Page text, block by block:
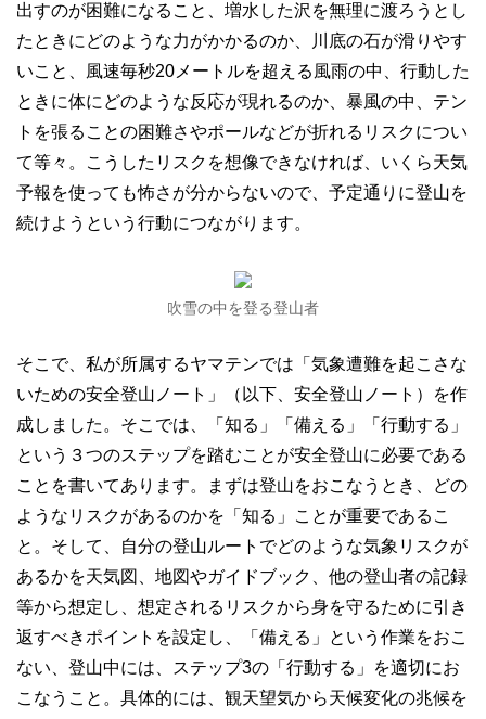
出すのが困難になること、増水した沢を無理に渡ろうとし
たときにどのような力がかかるのか、川底の石が滑りやす
いこと、風速毎秒20メートルを超える風雨の中、行動した
ときに体にどのような反応が現れるのか、暴風の中、テン
トを張ることの困難さやポールなどが折れるリスクについ
て等々。こうしたリスクを想像できなければ、いくら天気
予報を使っても怖さが分からないので、予定通りに登山を
続けようという行動につながります。
吹雪の中を登る登山者
そこで、私が所属するヤマテンでは「気象遭難を起こさな
いための安全登山ノート」（以下、安全登山ノート）を作
成しました。そこでは、「知る」「備える」「行動する」
という３つのステップを踏むことが安全登山に必要である
ことを書いてあります。まずは登山をおこなうとき、どの
ようなリスクがあるのかを「知る」ことが重要であるこ
と。そして、自分の登山ルートでどのような気象リスクが
あるかを天気図、地図やガイドブック、他の登山者の記録
等から想定し、想定されるリスクから身を守るために引き
返すべきポイントを設定し、「備える」という作業をおこ
ない、登山中には、ステップ3の「行動する」を適切にお
こなうこと。具体的には、観天望気から天候変化の兆候を